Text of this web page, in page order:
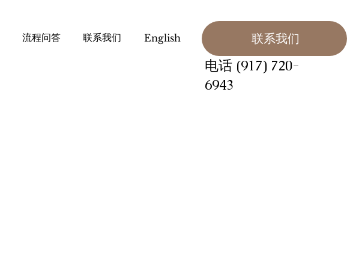
流程问答 联系我们 English 联系我们
电话 (917) 720-
6943